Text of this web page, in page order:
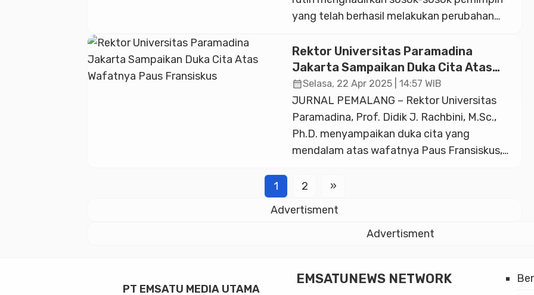
yang telah berhasil melakukan perubahan
bidangnya masing-masing. Meet The
Leaders ke-8 menghadirkan Dr. Didiek
Hartantyo, SE., MBA, Direktur Utama PT
Kereta Api Indonesia (Persero) Periode 2020
– 2025, dengan tema besar “Rel Kesuksesan:
Kisah Transformasi […]
Rektor Universitas Paramadina
Jakarta Sampaikan Duka Cita Atas
Wafatnya Paus Fransiskus
calendar_monthSelasa, 22 Apr 2025 | 14:57 WIB
JURNAL PEMALANG – Rektor Universitas
Paramadina, Prof. Didik J. Rachbini, M.Sc.,
Ph.D. menyampaikan duka cita yang
mendalam atas wafatnya Paus Fransiskus,
memberikan teladan luar biasa dalam
misi kemanusiaan yang melampaui batas
agama dan bangsa. Ucapan duka ini
1 2
»
Advertisment
Advertisment
PT EMSATU MEDIA UTAMA
EMSATUNEWS NETWORK